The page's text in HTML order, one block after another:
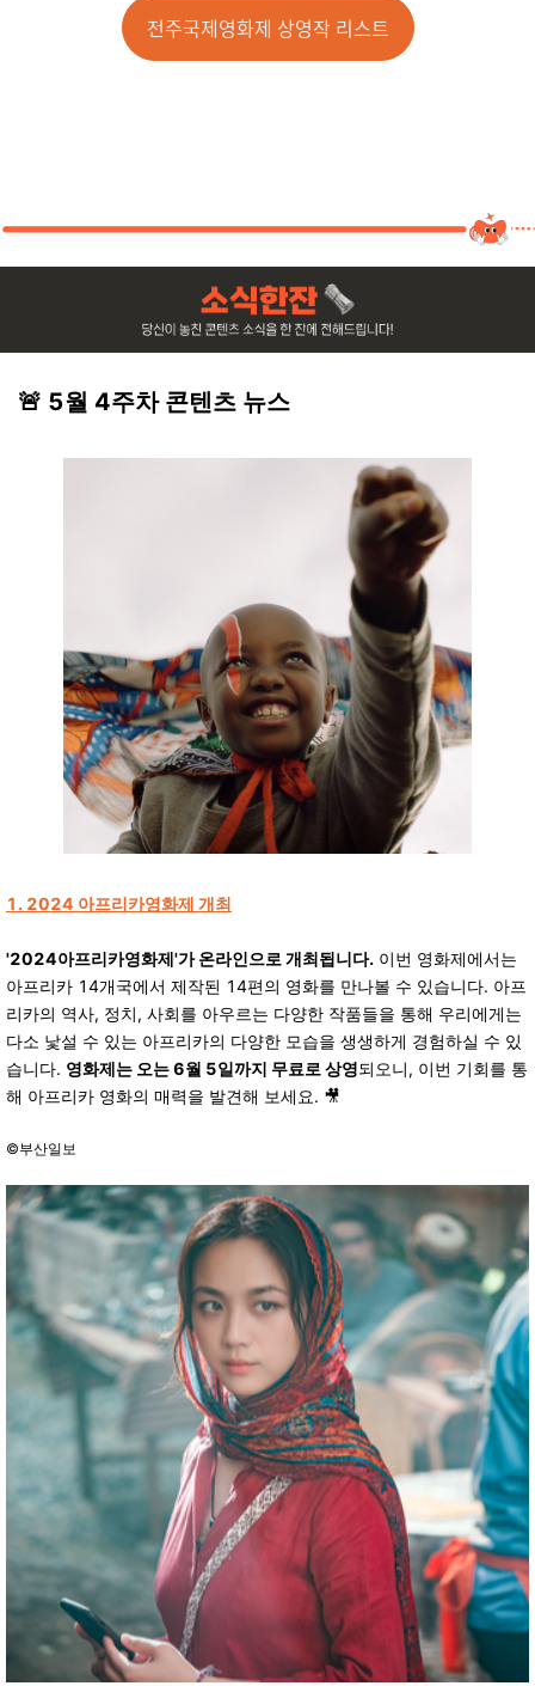
전주국제영화제 상영작 리스트
🚨 5월 4주차 콘텐츠 뉴스
1. 2024 아프리카영화제 개최
'2024아프리카영화제'가 온라인으로 개최됩니다. 이번 영화제에서는
아프리카 14개국에서 제작된 14편의 영화를 만나볼 수 있습니다. 아프
리카의 역사, 정치, 사회를 아우르는 다양한 작품들을 통해 우리에게는
다소 낯설 수 있는 아프리카의 다양한 모습을 생생하게 경험하실 수 있
습니다. 영화제는 오는 6월 5일까지 무료로 상영되오니, 이번 기회를 통
해 아프리카 영화의 매력을 발견해 보세요. 🎥
©부산일보